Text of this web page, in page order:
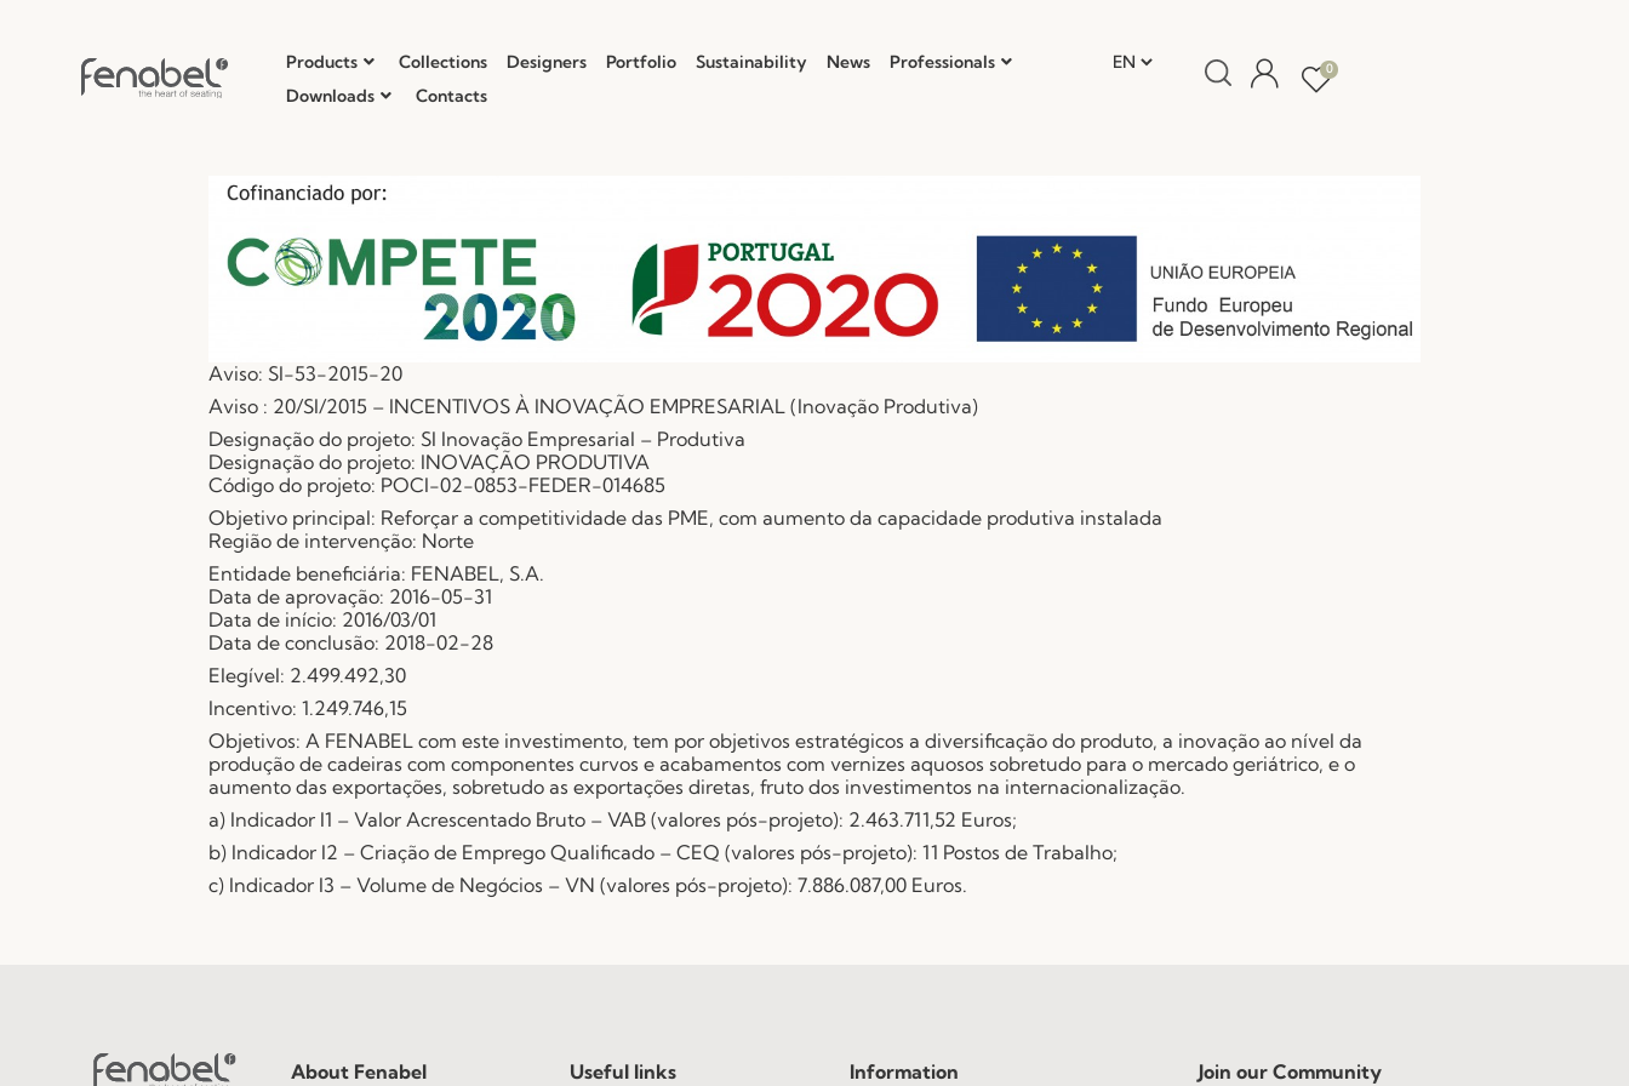
Products Collections Designers Portfolio Sustainability News
Professionals
Downloads
Contacts
0
Aviso: SI-53-2015-20
Aviso : 20/SI/2015 – INCENTIVOS À INOVAÇÃO EMPRESARIAL (Inovação Produtiva)
Designação do projeto: SI Inovação Empresarial – Produtiva
Designação do projeto: INOVAÇÃO PRODUTIVA
Código do projeto: POCI-02-0853-FEDER-014685
Objetivo principal: Reforçar a competitividade das PME, com aumento da capacidade produtiva instalada
Região de intervenção: Norte
Entidade beneficiária: FENABEL, S.A.
Data de aprovação: 2016-05-31
Data de início: 2016/03/01
Data de conclusão: 2018-02-28
Elegível: 2.499.492,30
Incentivo: 1.249.746,15
Objetivos: A FENABEL com este investimento, tem por objetivos estratégicos a diversificação do produto, a inovação ao nível da
produção de cadeiras com componentes curvos e acabamentos com vernizes aquosos sobretudo para o mercado geriátrico, e o
aumento das exportações, sobretudo as exportações diretas, fruto dos investimentos na internacionalização.
a) Indicador I1 – Valor Acrescentado Bruto – VAB (valores pós-projeto): 2.463.711,52 Euros;
b) Indicador I2 – Criação de Emprego Qualificado – CEQ (valores pós-projeto): 11 Postos de Trabalho;
c) Indicador I3 – Volume de Negócios – VN (valores pós-projeto): 7.886.087,00 Euros.
About Fenabel Useful links Information Join our Community